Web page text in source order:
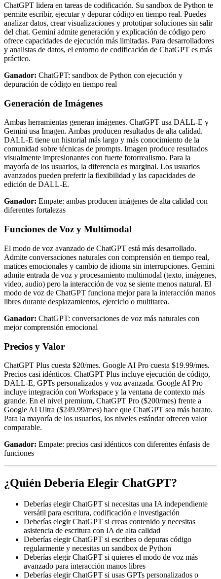
ChatGPT lidera en tareas de codificación. Su sandbox de Python te
permite escribir, ejecutar y depurar código en tiempo real. Puedes
analizar datos, crear visualizaciones y prototipar soluciones sin salir
del chat. Gemini admite generación y explicación de código pero
ofrece capacidades de ejecución más limitadas. Para desarrolladores
y analistas de datos, el entorno de codificación de ChatGPT es más
práctico.
Ganador: ChatGPT: sandbox de Python con ejecución y
depuración de código en tiempo real
Generación de Imágenes
Ambas herramientas generan imágenes. ChatGPT usa DALL-E y
Gemini usa Imagen. Ambas producen resultados de alta calidad.
DALL-E tiene un historial más largo y más conocimiento de la
comunidad sobre técnicas de prompts. Imagen produce resultados
visualmente impresionantes con fuerte fotorrealismo. Para la
mayoría de los usuarios, la diferencia es marginal. Los usuarios
avanzados pueden preferir la flexibilidad y las capacidades de
edición de DALL-E.
Ganador: Empate: ambas producen imágenes de alta calidad con
diferentes fortalezas
Funciones de Voz y Multimodal
El modo de voz avanzado de ChatGPT está más desarrollado.
Admite conversaciones naturales con comprensión en tiempo real,
matices emocionales y cambio de idioma sin interrupciones. Gemini
admite entrada de voz y procesamiento multimodal (texto, imágenes,
video, audio) pero la interacción de voz se siente menos natural. El
modo de voz de ChatGPT funciona mejor para la interacción manos
libres durante desplazamientos, ejercicio o multitarea.
Ganador: ChatGPT: conversaciones de voz más naturales con
mejor comprensión emocional
Precios y Valor
ChatGPT Plus cuesta $20/mes. Google AI Pro cuesta $19.99/mes.
Precios casi idénticos. ChatGPT Plus incluye ejecución de código,
DALL-E, GPTs personalizados y voz avanzada. Google AI Pro
incluye integración con Workspace y la ventana de contexto más
grande. En el nivel premium, ChatGPT Pro ($200/mes) frente a
Google AI Ultra ($249.99/mes) hace que ChatGPT sea más barato.
Para la mayoría de los usuarios, los niveles estándar ofrecen valor
comparable.
Ganador: Empate: precios casi idénticos con diferentes énfasis de
funciones
¿Quién Debería Elegir ChatGPT?
Deberías elegir ChatGPT si necesitas una IA independiente
versátil para escritura, codificación e investigación
Deberías elegir ChatGPT si creas contenido y necesitas
asistencia de escritura con IA de alta calidad
Deberías elegir ChatGPT si escribes o depuras código
regularmente y necesitas un sandbox de Python
Deberías elegir ChatGPT si quieres el modo de voz más
avanzado para interacción manos libres
Deberías elegir ChatGPT si usas GPTs personalizados o